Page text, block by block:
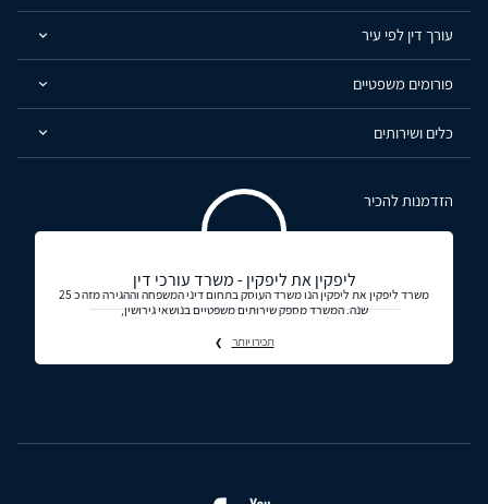
עורך דין לפי עיר
פורומים משפטיים
כלים ושירותים
הזדמנות להכיר
ליפקין את ליפקין - משרד עורכי דין
משרד ליפקין את ליפקין הנו משרד העוסק בתחום דיני המשפחה וההגירה מזה כ 25
שנה. המשרד מספק שירותים משפטיים בנושאי גירושין,
תכירו יותר